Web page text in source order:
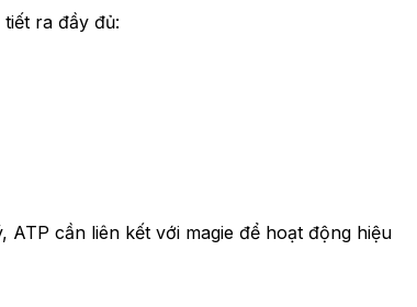
ra đầy đủ:
cần liên kết với magie để hoạt động hiệu